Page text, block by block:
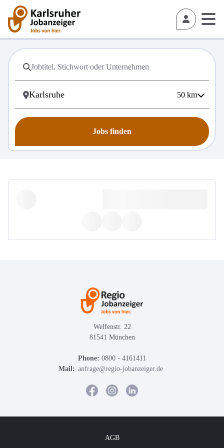
50 km
Jobs finden
Welfenstr. 22
81541 München
Phone: 0800 - 4161411
Mail: anfrage@regio-jobanzeiger.de
AGB